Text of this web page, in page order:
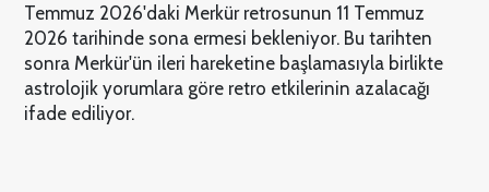
Temmuz 2026'daki Merkür retrosunun 11 Temmuz
2026 tarihinde sona ermesi bekleniyor. Bu tarihten
sonra Merkür'ün ileri hareketine başlamasıyla birlikte
astrolojik yorumlara göre retro etkilerinin azalacağı
ifade ediliyor.